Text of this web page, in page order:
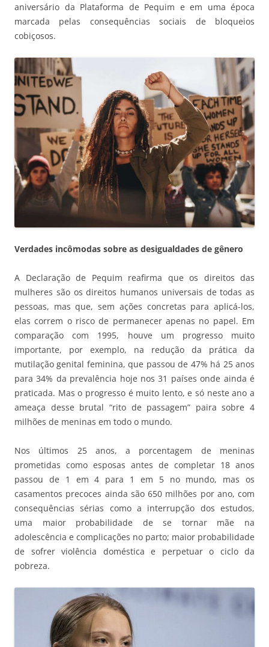
aniversário da Plataforma de Pequim e em uma época
marcada pelas consequências sociais de bloqueios
cobiçosos.
Verdades incômodas sobre as desigualdades de gênero
A Declaração de Pequim reafirma que os direitos das
mulheres são os direitos humanos universais de todas as
pessoas, mas que, sem ações concretas para aplicá-los,
elas correm o risco de permanecer apenas no papel. Em
comparação com 1995, houve um progresso muito
importante, por exemplo, na redução da prática da
mutilação genital feminina, que passou de 47% há 25 anos
para 34% da prevalência hoje nos 31 países onde ainda é
praticada. Mas o progresso é muito lento, e só neste ano a
ameaça desse brutal “rito de passagem” paira sobre 4
milhões de meninas em todo o mundo.
Nos últimos 25 anos, a porcentagem de meninas
prometidas como esposas antes de completar 18 anos
passou de 1 em 4 para 1 em 5 no mundo, mas os
casamentos precoces ainda são 650 milhões por ano, com
consequências sérias como a interrupção dos estudos,
uma maior probabilidade de se tornar mãe na
adolescência e complicações no parto; maior probabilidade
de sofrer violência doméstica e perpetuar o ciclo da
pobreza.